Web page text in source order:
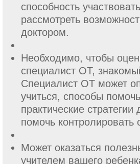
способность
рассмотреть
доктором.
Необходимо, чтобы
специалист ОТ,
Специалист ОТ может
учиться, способы
практические
помочь
Может оказаться
учителем вашего